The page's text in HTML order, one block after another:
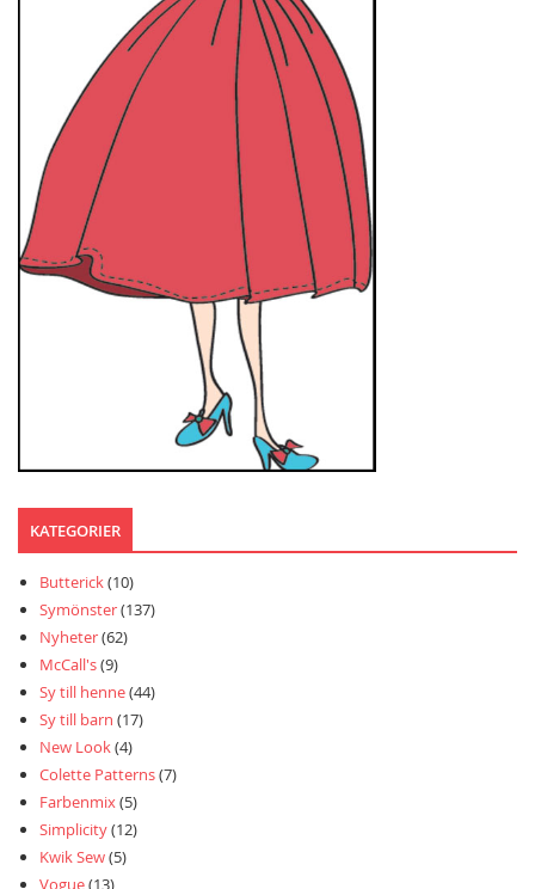
KATEGORIER
Butterick(10)
Symönster(137)
Nyheter(62)
McCall's(9)
Sy till henne(44)
Sy till barn (17)
New Look(4)
Colette Patterns(7)
Farbenmix(5)
Simplicity(12)
Kwik Sew(5)
Vogue(13)